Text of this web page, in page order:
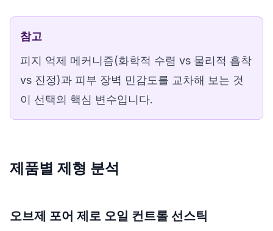
참고
피지 억제 메커니즘(화학적 수렴 vs 물리적 흡착
vs 진정)과 피부 장벽 민감도를 교차해 보는 것
이 선택의 핵심 변수입니다.
제품별 제형 분석
오브제 포어 제로 오일 컨트롤 선스틱